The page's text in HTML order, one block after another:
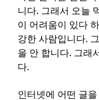
니다. 그래서 오늘
이 어려움이 있다
강한 사람입니다.
을 안 합니다. 그래
다.
인터넷에 어떤 글